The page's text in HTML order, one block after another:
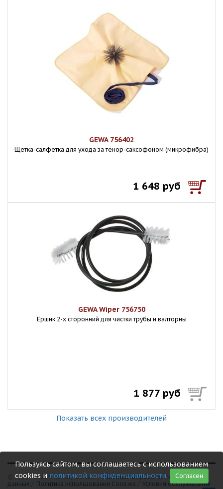
GEWA 756402
Щетка-салфетка для ухода за тенор-саксофоном (микрофибра)
1 648 руб
GEWA Wiper 756750
Ёршик 2-х сторонний для чистки трубы и валторны
1 877 руб
Показать всех производителей
© 1999 - 2026 Shamray Guitars /Политика обработки персональных
данных
Политика использования Сookies Условия обслуживания
Пользуясь сайтом, вы соглашаетесь с использованием
cookies и политикой конфиденциальности. Согласен